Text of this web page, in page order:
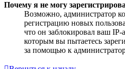
Почему я не могу
Возможно, администратор
регистрацию новых
что он заблокировал ваш
которым вы пытаетесь
за помощью к